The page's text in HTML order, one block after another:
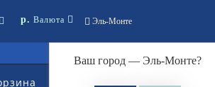
Эль-Монте
Ваш город — Эль-Монте?
р. Валюта
0